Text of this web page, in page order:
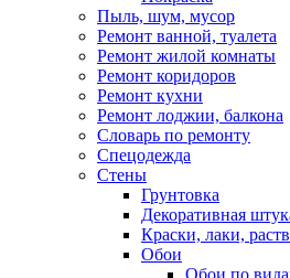
Пыль, шум, мусор
Ремонт ванной, туалета
Ремонт жилой комнаты
Ремонт коридоров
Ремонт кухни
Ремонт лоджии, балкона
Словарь по ремонту
Спецодежда
Стены
Грунтовка
Декоративная
Краски, лаки,
Обои
Обои по